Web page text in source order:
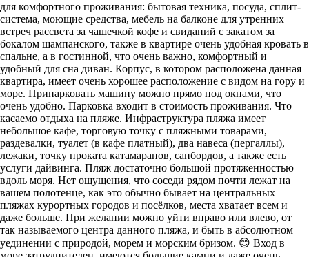
для комфортного проживания: бытовая техника, посуда, сплит-
система, моющие средства, мебель на балконе для утренних
встреч рассвета за чашечкой кофе и свиданий с закатом за
бокалом шампанского, также в квартире очень удобная кровать в
спальне, а в гостинной, что очень важно, комфортный и
удобный для сна диван. Корпус, в котором расположена данная
квартира, имеет очень хорошее расположение с видом на гору и
море. Припарковать машину можно прямо под окнами, что
очень удобно. Парковка входит в стоимость проживания. Что
касаемо отдыха на пляже. Инфраструктура пляжа имеет
небольшое кафе, торговую точку с пляжными товарами,
раздевалки, туалет (в кафе платный), два навеса (пергаллы),
лежаки, точку проката катамаранов, сапбордов, а также есть
услуги дайвинга. Пляж достаточно большой протяженностью
вдоль моря. Нет ощущения, что соседи рядом почти лежат на
вашем полотенце, как это обычно бывает на центральных
пляжах курортных городов и посёлков, места хватает всем и
даже больше. При желании можно уйти вправо или влево, от
так называемого центра данного пляжа, и быть в абсолютном
уединении с природой, морем и морским бризом. 😊 Вход в